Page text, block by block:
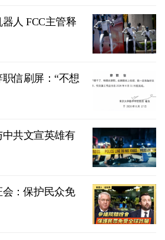
人 FCC主管释
信刷屏：“不想
共文宣英雄有
会：保护民众免